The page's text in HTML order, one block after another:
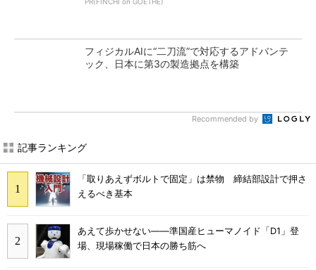
フィジカルAIに“二刀流”で対応するアドバンテ
ック、日本に第3の製造拠点を構築
Recommended by
記事ランキング
「取りあえずボルトで固定」は禁物 締結部設計で押さ
えるべき基本
あえて歩かせない――準国産ヒューマノイド「D1」登
場、現場稼働で日本の勝ち筋へ